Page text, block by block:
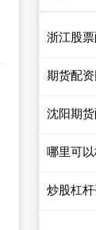
浙江股
期货配资
沈阳期
哪里可
炒股杠